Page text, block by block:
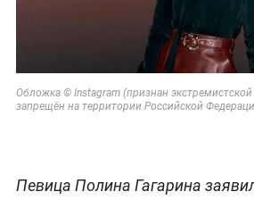
Обложка © Instagram (признан
запрещён на территории Российской
Певица Полина Гагарина